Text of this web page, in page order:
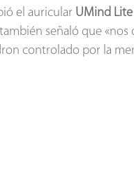
el auricular UMind Lite
señaló que «nos
controlado por la